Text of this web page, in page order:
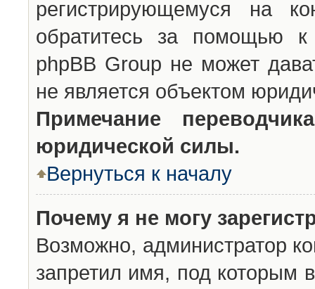
регистрирующемуся на
обратитесь за помощью к
phpBB Group не может
не является объектом
Примечание
юридической силы.
Вернуться к началу
Почему я не могу
Возможно, администратор
запретил имя, под которым